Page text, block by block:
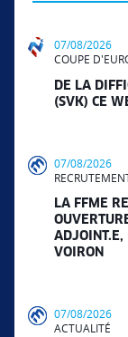
07/08/2026
COUPE
DE LA
(SVK) CE
07/08/2026
LA FFME
ADJOINT.E,
VOIRON
07/08/2026
ACTUALITÉ